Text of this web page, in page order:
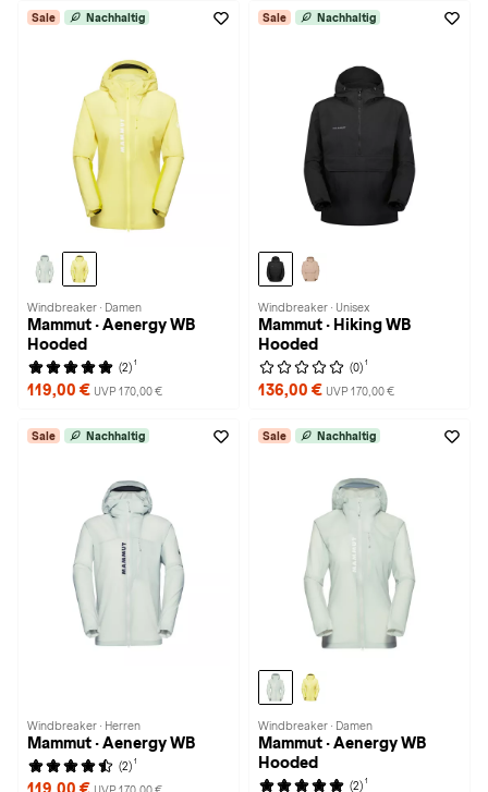
Sale Nachhaltig
Windbreaker · Damen
Mammut · Aenergy WB
Hooded
(2) 1
119,00 € UVP 170,00 €
Sale Nachhaltig
Windbreaker · Unisex
Mammut · Hiking WB
Hooded
(0) 1
136,00 € UVP 170,00 €
Sale Nachhaltig
Windbreaker · Herren
Mammut · Aenergy WB
(2) 1
Sale Nachhaltig
Windbreaker · Damen
Mammut · Aenergy WB
Hooded
(2) 1